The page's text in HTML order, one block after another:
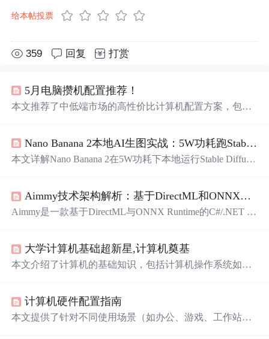
给本帖投票
359 回复 打赏
5月电脑攒机配置推荐！
本文推荐了中低端市场的高性价比计算机配置方案，包括
Nano Banana 2本地AI生图实战：5W功耗跑Stable Diffusion
本文详解Nano Banana 2在5W功耗下本地运行Stable Diffusio
五大落地玩法（摄像头直连生图、OLED旋钮交互、SD卡
即插即用模型库、GPIO一键触发、多板分布式渲染）。重
南。
Aimmy技术架构解析：基于DirectML和ONNX的AI瞄准辅助系统实现
Aimmy是一款基于DirectML与ONNX Runtime的C#/.NET 8
张量重用、异步流水线、内存池等技术优化推理性能，提
供动态模型热交换、多SDK鼠标控制（SendInput/G-Hub/Sy
大学计算机基础超新星,计算机奠基
本文介绍了计算机的基础知识，包括计算机操作系统如Cis
件如CPU、主板的价格以及个人计算机的发展历程。此
外，提到了计算机电源的作用和计算机部件对电源的特殊
计算机硬件配置指南
本文提供了针对不同使用场景（如办公、游戏、工作站）